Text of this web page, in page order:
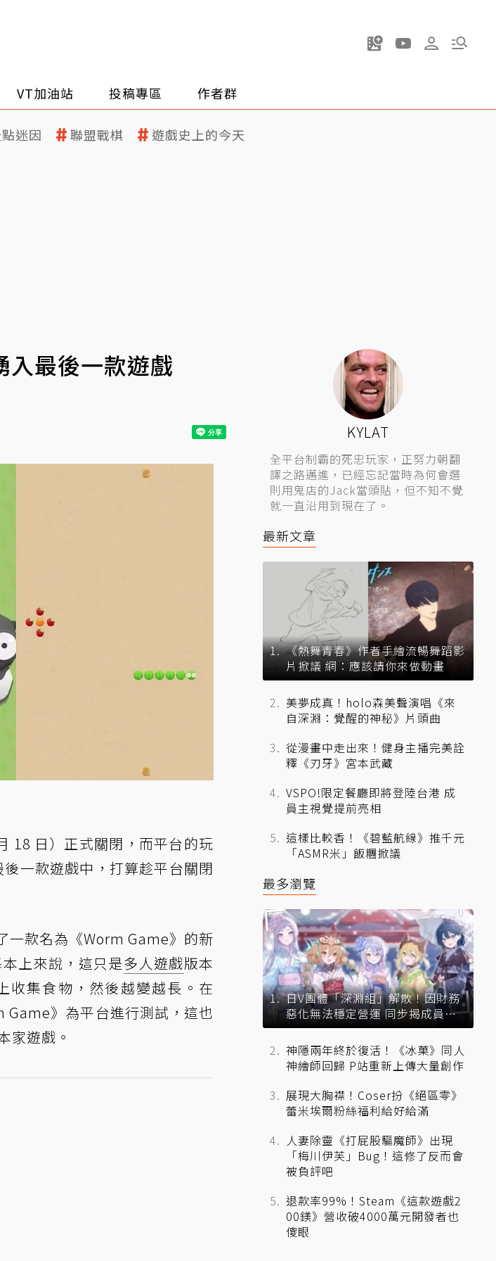
VT加油站 投稿專區 作者群
迷因 聯盟戰棋 遊戲史上的今天
最後一款遊戲
18 日）正式關閉，而平台的玩
一款遊戲中，打算趁平台關閉
一款名為《Worm Game》的新
上來說，這只是多人遊戲版本
收集食物，然後越變越長。在
Game》為平台進行測試，這也
家遊戲。
KYLAT
全平台制霸的死忠玩家，正努力朝翻
譯之路邁進，已經忘記當時為何會選
則用鬼店的Jack當頭貼，但不知不覺
就一直沿用到現在了。
最新文章
《熱舞青春》作者手繪流暢舞蹈影
片掀議 網：應該請你來做動畫
美夢成真！holo森美聲演唱《來
自深淵：覺醒的神秘》片頭曲
從漫畫中走出來！健身主播完美詮
釋《刃牙》宮本武藏
VSPO!限定餐廳即將登陸台港 成
員主視覺提前亮相
這樣比較香！《碧藍航線》推千元
「ASMR米」飯糰掀議
最多瀏覽
日V團體「深淵組」解散！因財務
惡化無法穩定營運 同步揭成員未
來去向
神隱兩年終於復活！《冰菓》同人
神繪師回歸 P站重新上傳大量創作
展現大胸襟！Coser扮《絕區零》
蕾米埃爾粉絲福利給好給滿
人妻除靈《打屁股驅魔師》出現
「梅川伊芙」Bug！這修了反而會
被負評吧
退款率99%！Steam《這款遊戲2
00鎂》營收破4000萬元開發者也
傻眼